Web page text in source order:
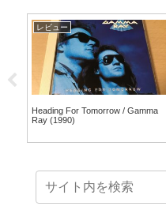
レビュー
Heading For Tomorrow / Gamma
Ray (1990)